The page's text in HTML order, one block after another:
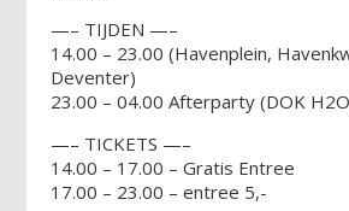
—– TIJDEN —–
14.00 – 23.00 (Havenplein,
Deventer)
23.00 – 04.00 Afterparty (DOK
—– TICKETS —–
14.00 – 17.00 – Gratis Entree
17.00 – 23.00 – entree 5,-